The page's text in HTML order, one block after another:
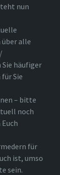
nun
über alle
häufiger
Sie
– bitte
noch
für
ist, umso
sein.